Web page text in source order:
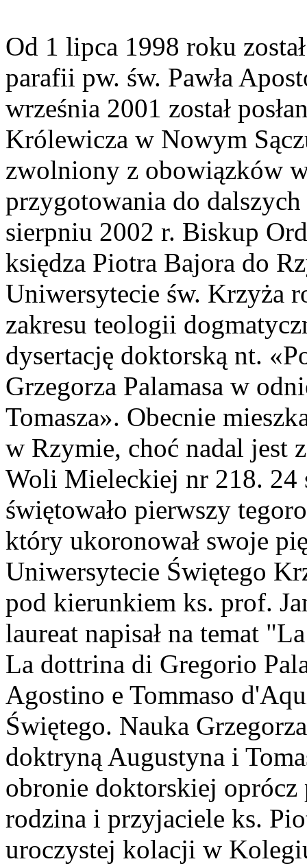
Od 1 lipca 1998 roku
parafii pw. św. Pawła
września 2001 został
Królewicza w Nowym
zwolniony z obowiązków
przygotowania do
sierpniu 2002 r. Biskup
księdza Piotra Bajora do
Uniwersytecie św. Krzyża
zakresu teologii
dysertację doktorską nt.
Grzegorza Palamasa w
Tomasza». Obecnie
w Rzymie, choć nadal jest
Woli Mieleckiej nr 218. 24
świętowało pierwszy
który ukoronował swoje
Uniwersytecie Świętego
pod kierunkiem ks. prof.
laureat napisał na temat
La dottrina di Gregorio
Agostino e Tommaso
Świętego. Nauka
doktryną Augustyna i
obronie doktorskiej
rodzina i przyjaciele ks.
uroczystej kolacji w